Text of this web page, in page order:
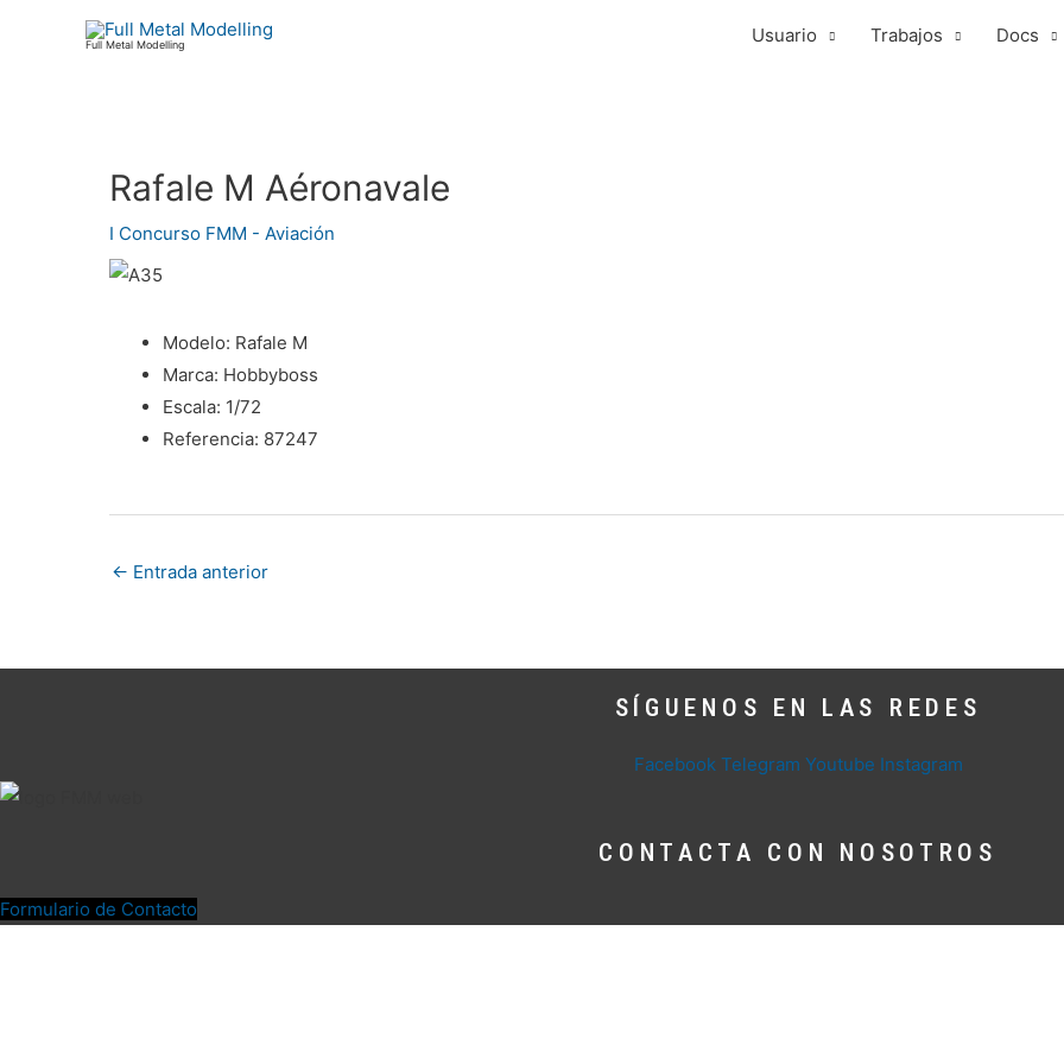
Full Metal Modelling Usuario Trabajos Docs
Rafale M Aéronavale
I Concurso FMM - Aviación
Modelo: Rafale M
Marca: Hobbyboss
Escala: 1/72
Referencia: 87247
Navegación
entradas
← Entrada anterior
SÍGUENOS EN LAS REDES
Facebook Telegram Youtube Instagram
CONTACTA CON NOSOTROS
Formulario de Contacto